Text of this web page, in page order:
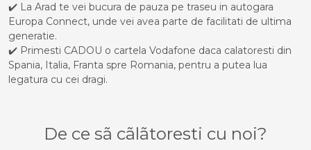
✔️ La Arad te vei bucura de pauza pe traseu in autogara
Europa Connect, unde vei avea parte de facilitati de ultima
generatie.
✔️ Primesti CADOU o cartela Vodafone daca calatoresti din
Spania, Italia, Franta spre Romania, pentru a putea lua
legatura cu cei dragi.
De ce sã cãlãtoresti cu noi?